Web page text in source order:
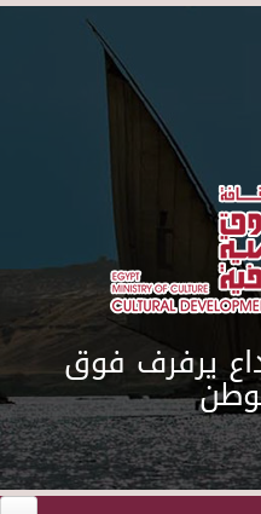
Skip to main content
يرفرف فوق